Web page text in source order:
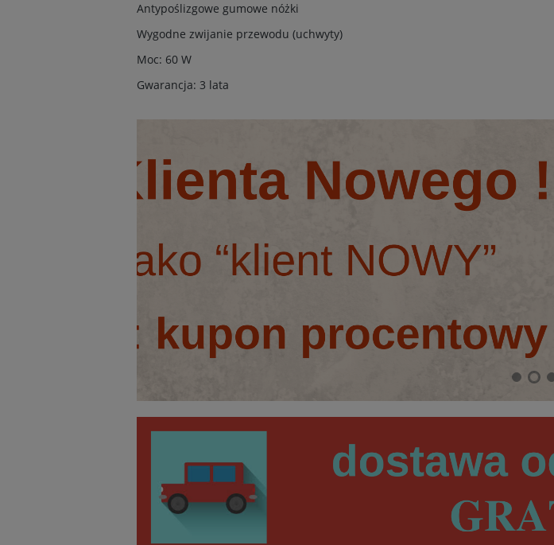
Antypoślizgowe gumowe nóżki
Wygodne zwijanie przewodu (uchwyty)
Moc: 60 W
Gwarancja: 3 lata